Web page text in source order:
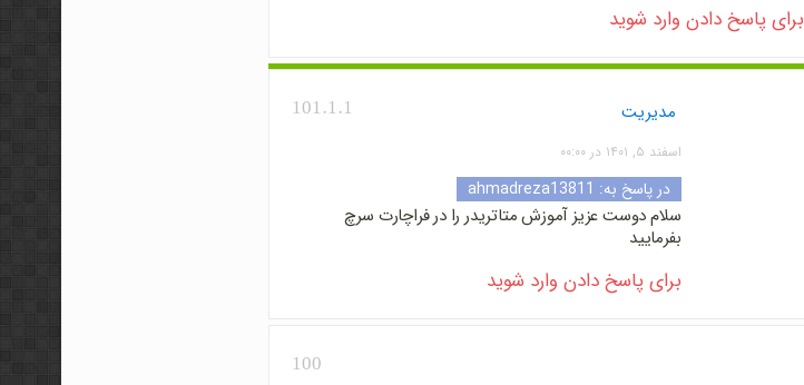
برای پاسخ دادن وارد شوید
101.1.1 مدیریت
اسفند ۵, ۱۴۰۱ در ۰۰:۰۰
در پاسخ به: ahmadreza13811
سلام دوست عزیز آموزش متاتریدر را در فراچارت سرچ
بفرمایید
برای پاسخ دادن وارد شوید
100